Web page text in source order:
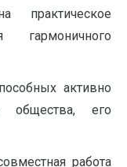
практическое
гармоничного
активно
общества, его
работа